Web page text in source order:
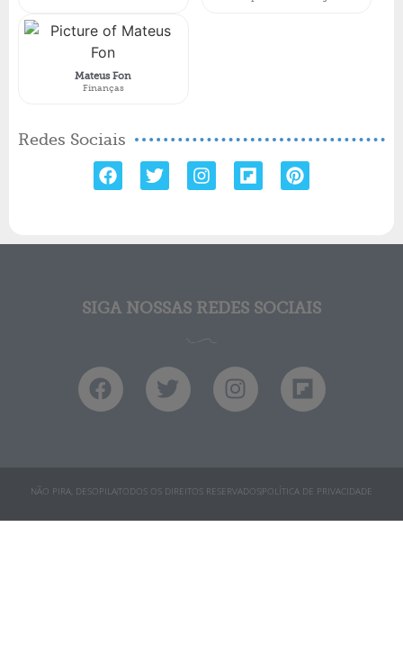
Mateus Fon
Finanças
Redes Sociais
SIGA NOSSAS REDES SOCIAIS
NÃO PIRA, DESOPILATODOS OS DIREITOS RESERVADOSPOLÍTICA DE PRIVACIDADE